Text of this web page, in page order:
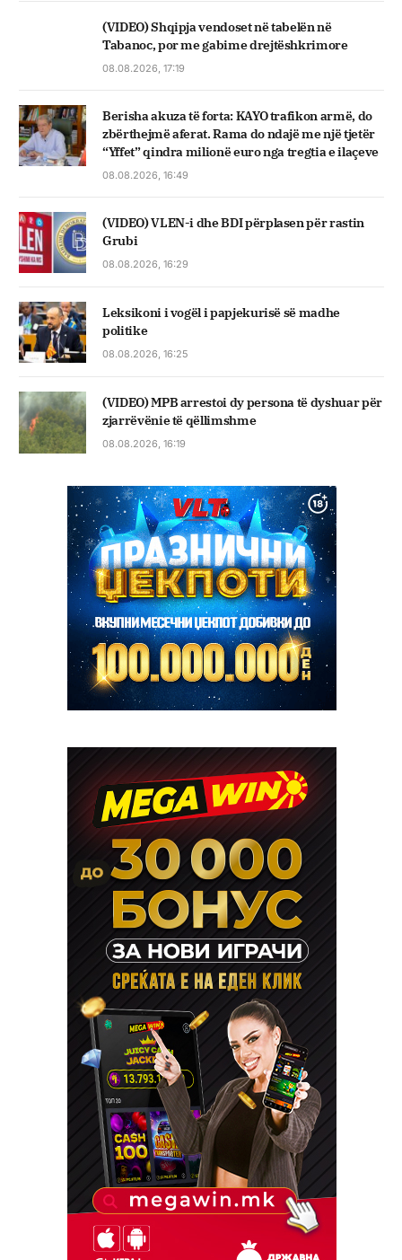
(VIDEO) Shqipja vendoset në tabelën në
Tabanoc, por me gabime drejtëshkrimore
08.08.2026, 17:19
Berisha akuza të forta: KAYO trafikon armë, do
zbërthejmë aferat. Rama do ndajë me një tjetër
“Yffet” qindra milionë euro nga tregtia e ilaçeve
08.08.2026, 16:49
(VIDEO) VLEN-i dhe BDI përplasen për rastin
Grubi
08.08.2026, 16:29
Leksikoni i vogël i papjekurisë së madhe
politike
08.08.2026, 16:25
(VIDEO) MPB arrestoi dy persona të dyshuar për
zjarrëvënie të qëllimshme
08.08.2026, 16:19